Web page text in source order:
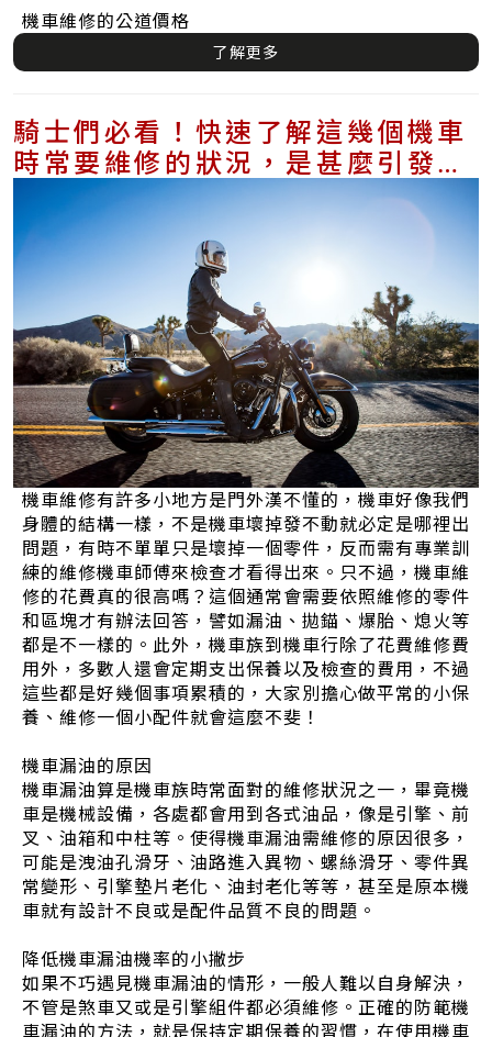
機車維修的公道價格
了解更多
騎士們必看！快速了解這幾個機車
時常要維修的狀況，是甚麼引發
機車維修有許多小地方是門外漢不懂的，機車好像我們
身體的結構一樣，不是機車壞掉發不動就必定是哪裡出
問題，有時不單單只是壞掉一個零件，反而需有專業訓
練的維修機車師傅來檢查才看得出來。只不過，機車維
修的花費真的很高嗎？這個通常會需要依照維修的零件
和區塊才有辦法回答，譬如漏油、拋錨、爆胎、熄火等
都是不一樣的。此外，機車族到機車行除了花費維修費
用外，多數人還會定期支出保養以及檢查的費用，不過
這些都是好幾個事項累積的，大家別擔心做平常的小保
養、維修一個小配件就會這麼不斐！
機車漏油的原因
機車漏油算是機車族時常面對的維修狀況之一，畢竟機
車是機械設備，各處都會用到各式油品，像是引擎、前
叉、油箱和中柱等。使得機車漏油需維修的原因很多，
可能是洩油孔滑牙、油路進入異物、螺絲滑牙、零件異
常變形、引擎墊片老化、油封老化等等，甚至是原本機
車就有設計不良或是配件品質不良的問題。
降低機車漏油機率的小撇步
如果不巧遇見機車漏油的情形，一般人難以自身解決，
不管是煞車又或是引擎組件都必須維修。正確的防範機
車漏油的方法，就是保持定期保養的習慣，在使用機車